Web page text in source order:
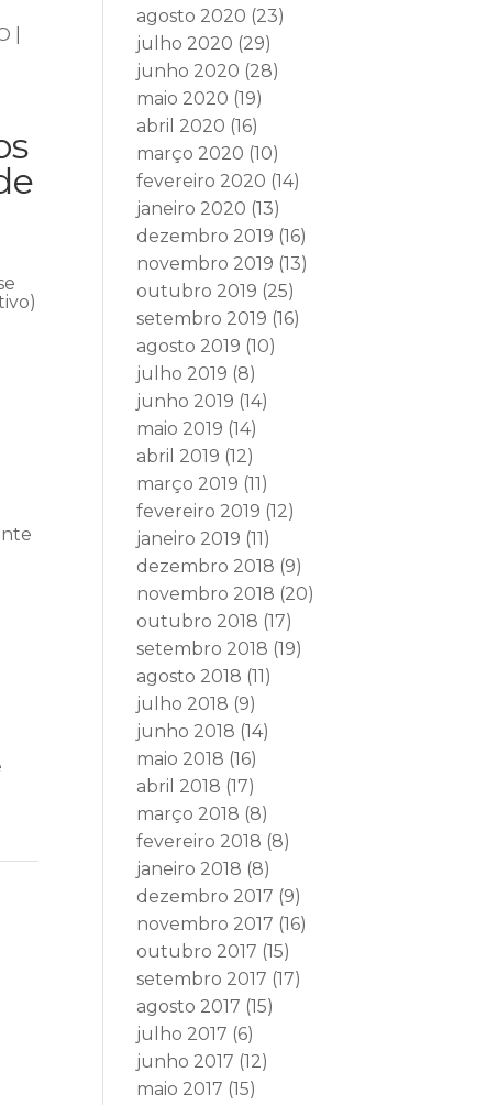
|
agosto 2020 (23)
julho 2020 (29)
junho 2020 (28)
maio 2020 (19)
abril 2020 (16)
março 2020 (10)
fevereiro 2020 (14)
janeiro 2020 (13)
dezembro 2019 (16)
novembro 2019 (13)
outubro 2019 (25)
setembro 2019 (16)
agosto 2019 (10)
julho 2019 (8)
junho 2019 (14)
maio 2019 (14)
abril 2019 (12)
março 2019 (11)
fevereiro 2019 (12)
janeiro 2019 (11)
dezembro 2018 (9)
novembro 2018 (20)
outubro 2018 (17)
setembro 2018 (19)
agosto 2018 (11)
julho 2018 (9)
junho 2018 (14)
maio 2018 (16)
abril 2018 (17)
março 2018 (8)
fevereiro 2018 (8)
janeiro 2018 (8)
dezembro 2017 (9)
novembro 2017 (16)
outubro 2017 (15)
setembro 2017 (17)
agosto 2017 (15)
julho 2017 (6)
junho 2017 (12)
maio 2017 (15)